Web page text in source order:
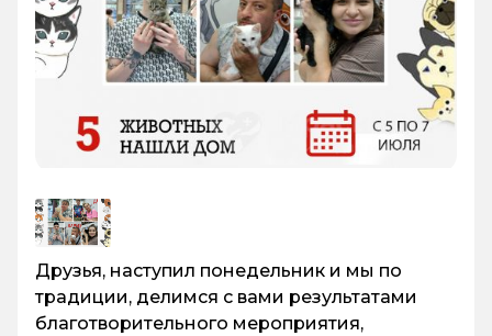
Друзья, наступил понедельник и мы по
традиции, делимся с вами результатами
благотворительного мероприятия,